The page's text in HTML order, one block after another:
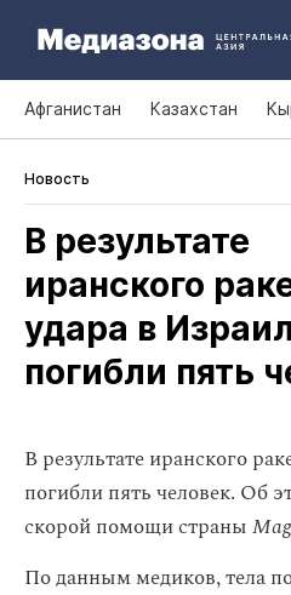
Афганистан Казахстан
Новость
В результате
иранского
удара в
погибли пять
В результате иранского
погибли пять человек. Об
скорой помощи страны
По данным медиков, тела